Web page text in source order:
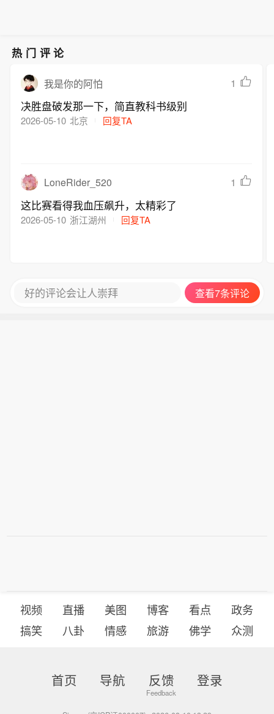
热门评论
我是你的阿怕 1
决胜盘破发那一下，简直教科书级别
2026-05-10 北京 回复TA
LoneRider_520 1
这比赛看得我血压飙升，太精彩了
2026-05-10 浙江湖州 回复TA
好的评论会让人崇拜 查看7条评论
视频 直播 美图 博客 看点
政务
搞笑
八卦 情感 旅游 佛学 众测
首页 导航 反馈 登录